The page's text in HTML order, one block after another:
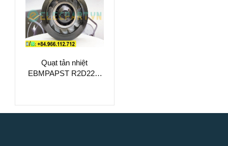
Quạt tản nhiệt
EBMPAPST R2D225-